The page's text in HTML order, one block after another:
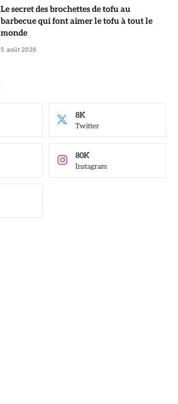
Le secret des brochettes de tofu au
barbecue qui font aimer le tofu à tout le
monde
5 août 2026
Twitter
8K
Instagram
80K